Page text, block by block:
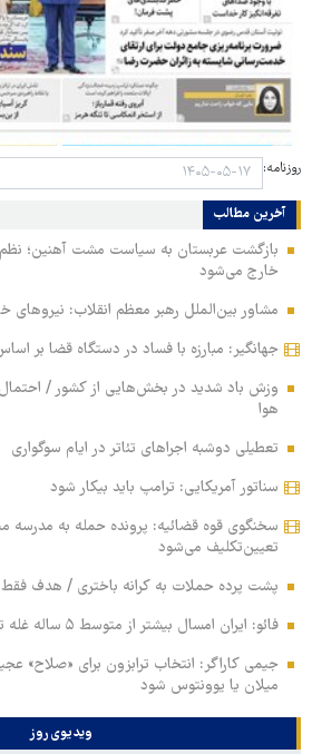
روزنامه:
آخرین مطالب
بازگشت عربستان به سیاست مشت آهنین؛ نظم
خارج می‌شود
مشاور بین‌الملل رهبر معظم انقلاب: نیروهای
جهانگیر: مبارزه با فساد در دستگاه قضا بر
وزش باد شدید در بخش‌هایی از کشور /
هوا
تعطیلی دوشبه اجراهای تئاتر در ایام سوگواری
سناتور آمریکایی: ترامپ باید بیکار شود
سخنگوی قوه قضائیه: پرونده حمله به مدرسه
تعیین‌تکلیف می‌شود
پشت پرده حملات به کرانه باختری / هدف
فائو: ایران امسال بیشتر از متوسط ۵ ساله غله تولید می‌کند
جیمی کاراگر: انتخاب ترابزون برای «صلاح»
میلان یا یوونتوس شود
ویدیوی روز